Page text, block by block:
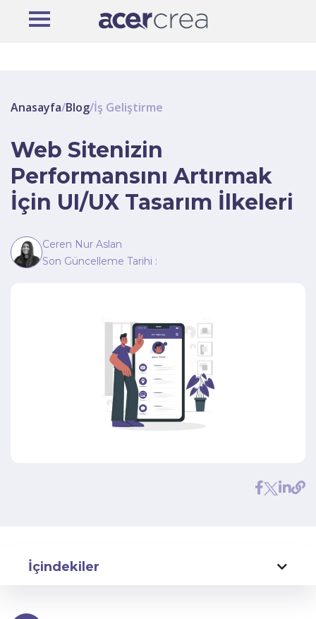
Anasayfa/Blog/İş Geliştirme
Web Sitenizin
Performansını Artırmak
İçin UI/UX Tasarım İlkeleri
Ceren Nur Aslan
Son Güncelleme Tarihi :
İçindekiler